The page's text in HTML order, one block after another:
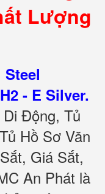
Lượng
Steel
- E Silver.
Động, Tủ
Hồ Sơ Văn
Giá Sắt,
An Phát là